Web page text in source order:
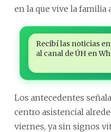
en la que vive la familia
Recibí las noticias
al canal de ÚH en
Los antecedentes
centro asistencial
viernes, ya sin signos